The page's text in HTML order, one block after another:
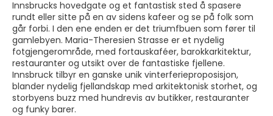
Innsbrucks hovedgate og et fantastisk sted å spasere
rundt eller sitte på en av sidens kafeer og se på folk som
går forbi. I den ene enden er det triumfbuen som fører til
gamlebyen. Maria-Theresien Strasse er et nydelig
fotgjengerområde, med fortauskaféer, barokkarkitektur,
restauranter og utsikt over de fantastiske fjellene.
Innsbruck tilbyr en ganske unik vinterferieproposisjon,
blander nydelig fjellandskap med arkitektonisk storhet, og
storbyens buzz med hundrevis av butikker, restauranter
og funky barer.